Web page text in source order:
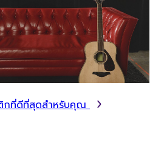
ติกที่ดีที่สุดสำหรับคุณ